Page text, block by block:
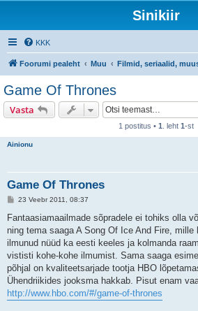
Sinikiir
KKK
Foorumi pealeht Muu Filmid, seriaalid,
Game Of Thrones
Vasta
1 postitus • 1 . leht 1-st
Ainionu
Game Of Thrones
P
s
i
t
s
23 Veebr 2011, 08:37
Fantaasiamaailmade sõpradele ei tohiks olla
ning tema saaga A Song Of Ice And Fire,
ilmunud nüüd ka eesti keeles ja kolmanda
vististi kohe-kohe ilmumist. Sama saaga
põhjal on kvaliteetsarjade tootja HBO
Ühendriikides jooksma hakkab. Pisut enam
http://www.hbo.com/#/game-of-thrones